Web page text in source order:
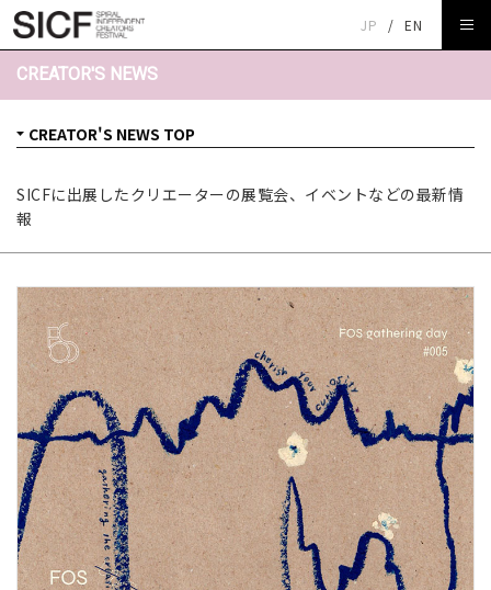
JP / EN
CREATOR'S NEWS
SICFに出展したクリエーターの展覧会、イベントなどの最新情
報